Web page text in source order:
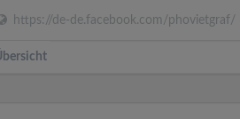
https://de-de.facebook.com/phovietgraf/